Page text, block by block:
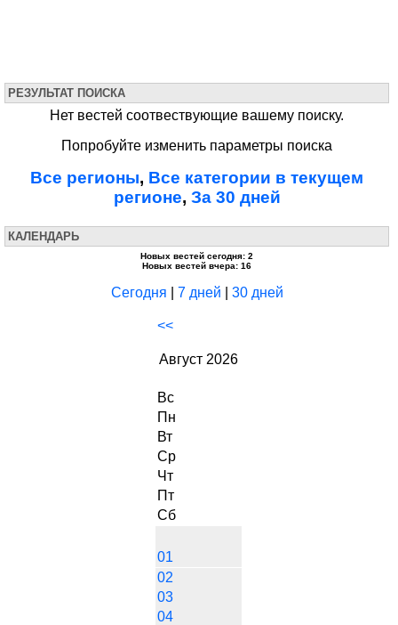
РЕЗУЛЬТАТ ПОИСКА
Нет вестей соотвествующие вашему поиску.
Попробуйте изменить параметры поиска
Все регионы, Все категории в текущем
регионе, За 30 дней
КАЛЕНДАРЬ
Новых вестей сегодня: 2
Новых вестей вчера: 16
Сегодня 7 дней 30 дней
<<
Август 2026
Вс
Пн
Вт
Ср
Чт
Пт
Сб
01
02
03
04